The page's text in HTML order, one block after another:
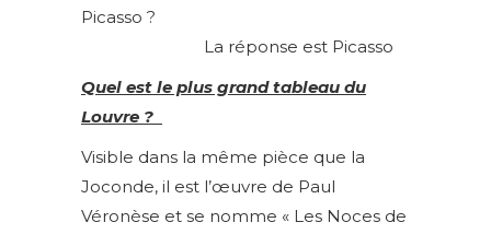
Picasso ?
La réponse est Picasso
Quel est le plus grand tableau du
Louvre ?
Visible dans la même pièce que la
Joconde, il est l’œuvre de Paul
Véronèse et se nomme « Les Noces de